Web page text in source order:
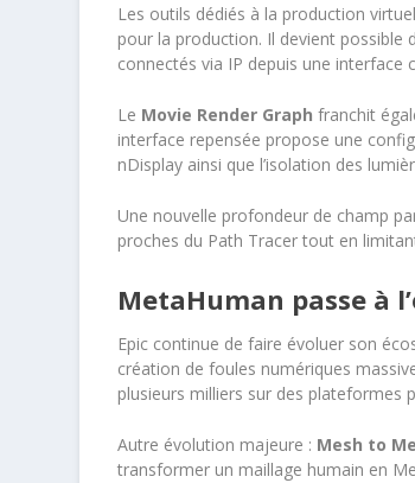
Les outils dédiés à la production
pour la production. Il devient possible
connectés via IP depuis une interface
Le Movie Render Graph franchit
interface repensée propose une
nDisplay ainsi que l’isolation des
Une nouvelle profondeur de champ
proches du Path Tracer tout en
MetaHuman passe à
Epic continue de faire évoluer son
création de foules numériques
plusieurs milliers sur des plateformes
Autre évolution majeure : Mesh to
transformer un maillage humain en